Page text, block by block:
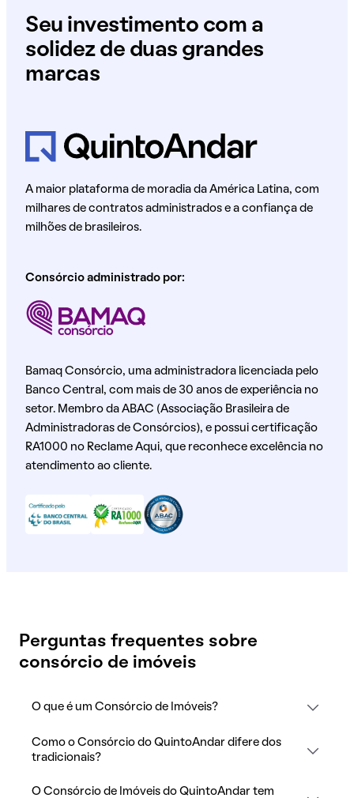
Seu investimento com a
solidez de duas grandes
marcas
A maior plataforma de moradia da América Latina, com
milhares de contratos administrados e a confiança de
milhões de brasileiros.
Consórcio administrado por:
Bamaq Consórcio, uma administradora licenciada pelo
Banco Central, com mais de 30 anos de experiência no
setor. Membro da ABAC (Associação Brasileira de
Administradoras de Consórcios), e possui certificação
RA1000 no Reclame Aqui, que reconhece excelência no
atendimento ao cliente.
Perguntas frequentes sobre
consórcio de imóveis
O que é um Consórcio de Imóveis?
Como o Consórcio do QuintoAndar difere dos
tradicionais?
O Consórcio de Imóveis do QuintoAndar tem